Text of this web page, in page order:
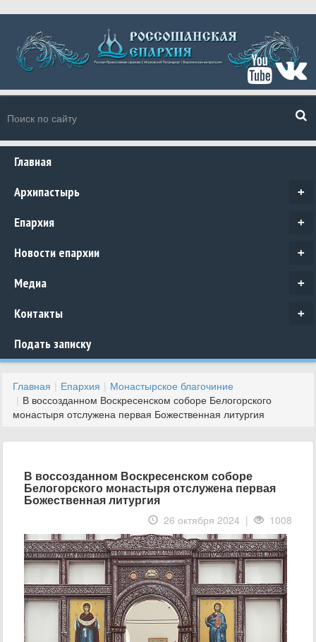
Главная
+
Архипастырь
+
Епархия
+
Новости епархии
+
Медиа
+
Контакты
Подать записку
Главная Епархия
Монастырское благочиние
В воссозданном Воскресенском соборе Белогорского
монастыря отслужена первая Божественная литургия
В воссозданном Воскресенском соборе
Белогорского монастыря отслужена первая
Божественная литургия
26 октября 2024 | 1008